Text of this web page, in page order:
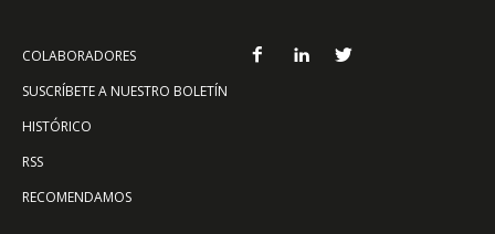
COLABORADORES
SUSCRÍBETE A NUESTRO BOLETÍN
HISTÓRICO
RSS
RECOMENDAMOS